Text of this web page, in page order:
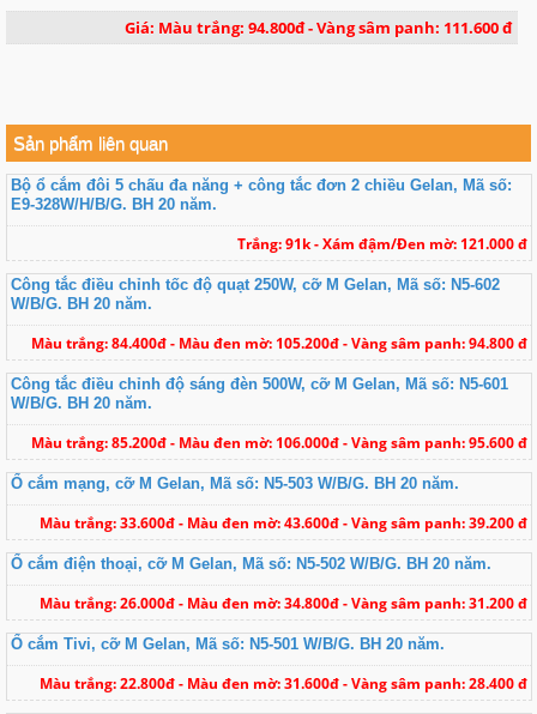
Giá: Màu trắng: 94.800đ - Vàng sâm panh: 111.600 đ
Sản phẩm liên quan
Bộ ổ cắm đôi 5 chấu đa năng + công tắc đơn 2 chiều Gelan, Mã số:
E9-328W/H/B/G. BH 20 năm.
Trắng: 91k - Xám đậm/Đen mờ: 121.000 đ
Công tắc điều chỉnh tốc độ quạt 250W, cỡ M Gelan, Mã số: N5-602
W/B/G. BH 20 năm.
Màu trắng: 84.400đ - Màu đen mờ: 105.200đ - Vàng sâm panh: 94.800 đ
Công tắc điều chỉnh độ sáng đèn 500W, cỡ M Gelan, Mã số: N5-601
W/B/G. BH 20 năm.
Màu trắng: 85.200đ - Màu đen mờ: 106.000đ - Vàng sâm panh: 95.600 đ
Ổ cắm mạng, cỡ M Gelan, Mã số: N5-503 W/B/G. BH 20 năm.
Màu trắng: 33.600đ - Màu đen mờ: 43.600đ - Vàng sâm panh: 39.200 đ
Ổ cắm điện thoại, cỡ M Gelan, Mã số: N5-502 W/B/G. BH 20 năm.
Màu trắng: 26.000đ - Màu đen mờ: 34.800đ - Vàng sâm panh: 31.200 đ
Ổ cắm Tivi, cỡ M Gelan, Mã số: N5-501 W/B/G. BH 20 năm.
Màu trắng: 22.800đ - Màu đen mờ: 31.600đ - Vàng sâm panh: 28.400 đ